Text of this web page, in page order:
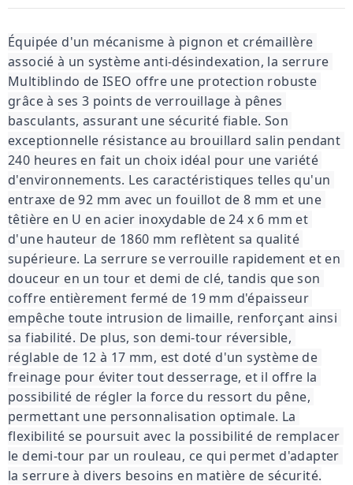
Équipée d'un mécanisme à pignon et crémaillère
associé à un système anti-désindexation, la serrure
Multiblindo de ISEO offre une protection robuste
grâce à ses 3 points de verrouillage à pênes
basculants, assurant une sécurité fiable. Son
exceptionnelle résistance au brouillard salin pendant
240 heures en fait un choix idéal pour une variété
d'environnements. Les caractéristiques telles qu'un
entraxe de 92 mm avec un fouillot de 8 mm et une
têtière en U en acier inoxydable de 24 x 6 mm et
d'une hauteur de 1860 mm reflètent sa qualité
supérieure. La serrure se verrouille rapidement et en
douceur en un tour et demi de clé, tandis que son
coffre entièrement fermé de 19 mm d'épaisseur
empêche toute intrusion de limaille, renforçant ainsi
sa fiabilité. De plus, son demi-tour réversible,
réglable de 12 à 17 mm, est doté d'un système de
freinage pour éviter tout desserrage, et il offre la
possibilité de régler la force du ressort du pêne,
permettant une personnalisation optimale. La
flexibilité se poursuit avec la possibilité de remplacer
le demi-tour par un rouleau, ce qui permet d'adapter
la serrure à divers besoins en matière de sécurité.